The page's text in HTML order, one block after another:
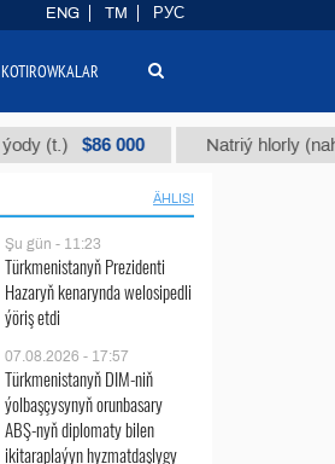
$86 000 Natriý hlorly (nahar
ÄHLISI
Şu gün - 11:23
Türkmenistanyň Prezidenti
Hazaryň kenarynda welosipedli
ýöriş etdi
07.08.2026 - 17:57
Türkmenistanyň DIM-niň
ýolbaşçysynyň orunbasary
ABŞ-nyň diplomaty bilen
ikitaraplaýyn hyzmatdaşlygy
ENG TM РУС
KOTIROWKALAR